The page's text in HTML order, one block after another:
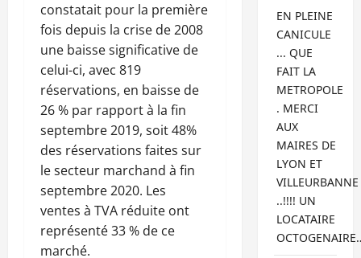
constatait pour la première
fois depuis la crise de 2008
une baisse significative de
celui-ci, avec 819
réservations, en baisse de
26 % par rapport à la fin
septembre 2019, soit 48%
des réservations faites sur
le secteur marchand à fin
septembre 2020. Les
ventes à TVA réduite ont
représenté 33 % de ce
marché.
EN PLEINE
CANICULE
... QUE
FAIT LA
METROPOLE
. MERCI
AUX
MAIRES DE
LYON ET
VILLEURBANNE
..!!!! UN
LOCATAIRE